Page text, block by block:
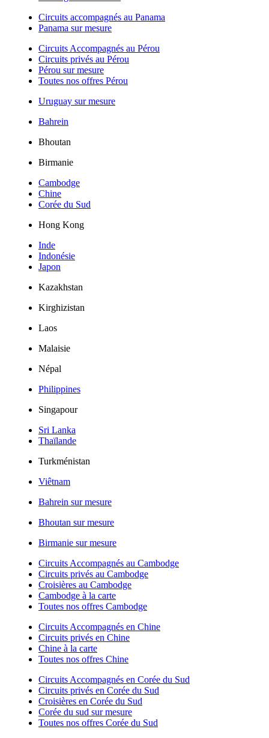
Circuits accompagnés au Panama
Panama sur mesure
Circuits Accompagnés au Pérou
Circuits privés au Pérou
Pérou sur mesure
Toutes nos offres Pérou
Uruguay sur mesure
Bahrein
Bhoutan
Birmanie
Cambodge
Chine
Corée du Sud
Hong Kong
Inde
Indonésie
Japon
Kazakhstan
Kirghizistan
Laos
Malaisie
Népal
Philippines
Singapour
Sri Lanka
Thaïlande
Turkménistan
Viêtnam
Bahrein sur mesure
Bhoutan sur mesure
Birmanie sur mesure
Circuits Accompagnés au Cambodge
Circuits privés au Cambodge
Croisières au Cambodge
Cambodge à la carte
Toutes nos offres Cambodge
Circuits Accompagnés en Chine
Circuits privés en Chine
Chine à la carte
Toutes nos offres Chine
Circuits Accompagnés en Corée du Sud
Circuits privés en Corée du Sud
Croisières en Corée du Sud
Corée du sud sur mesure
Toutes nos offres Corée du Sud